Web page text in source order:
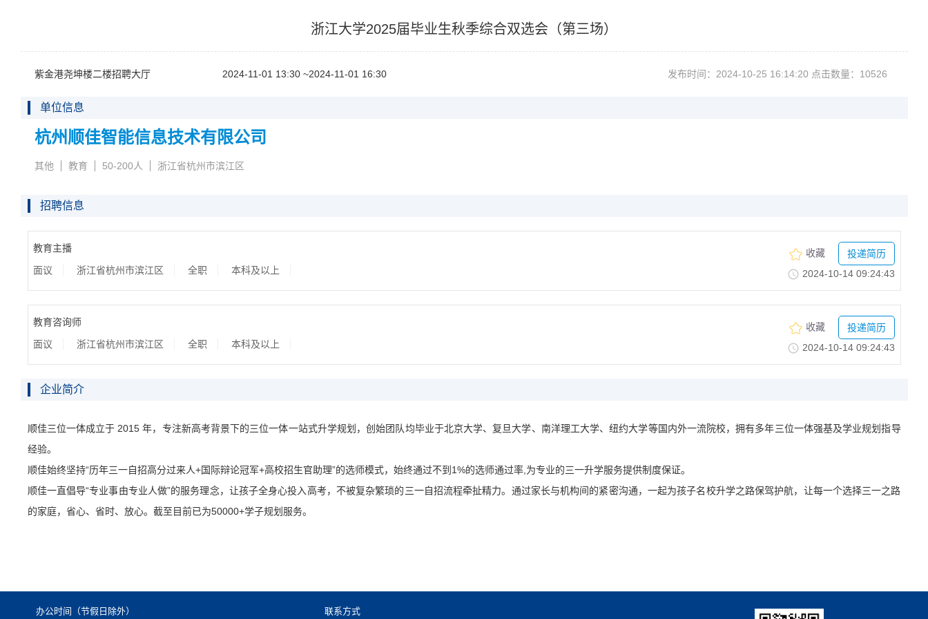
浙江大学2025届毕业生秋季综合双选会（第三场）
紫金港尧坤楼二楼招聘大厅 2024-11-0113:30~2024-11-0116:30 发布时间：2024-10-2516:14:20点击数量：10526
单位信息
杭州顺佳智能信息技术有限公司
其他 教育 50-200人 浙江省杭州市滨江区
招聘信息
教育主播
面议 浙江省杭州市滨江区 全职 本科及以上
收藏
投递简历
2024-10-1409:24:43
教育咨询师
面议 浙江省杭州市滨江区 全职 本科及以上
收藏
投递简历
2024-10-1409:24:43
企业简介
顺佳三位一体成立于2015年，专注新高考背景下的三位一体一站式升学规划，创始团队均毕业于北京大学、复旦大学、南洋理工大学、纽约大学等国内外一流院校，拥有多年三位一体强基及学业规划指导
经验。
顺佳始终坚持“历年三一自招高分过来人+国际辩论冠军+高校招生官助理”的选师模式，始终通过不到1%的选师通过率,为专业的三一升学服务提供制度保证。
顺佳一直倡导“专业事由专业人做”的服务理念，让孩子全身心投入高考，不被复杂繁琐的三一自招流程牵扯精力。通过家长与机构间的紧密沟通，一起为孩子名校升学之路保驾护航，让每一个选择三一之路
的家庭，省心、省时、放心。截至目前已为50000+学子规划服务。
办公时间（节假日除外） 联系方式